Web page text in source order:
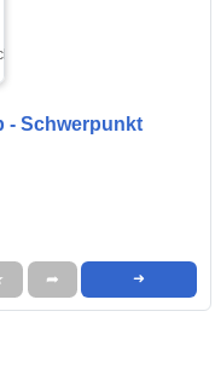
- Schwerpunkt
➦ ➜